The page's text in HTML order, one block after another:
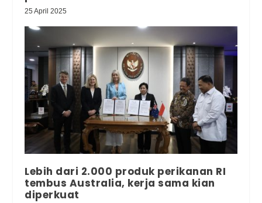
25 April 2025
Lebih dari 2.000 produk perikanan RI
tembus Australia, kerja sama kian
diperkuat